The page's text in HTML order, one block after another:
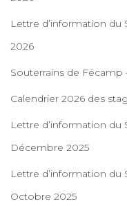
Lettre d’information du
2026
Souterrains de Fécamp
Calendrier 2026 des
Lettre d’information du
Décembre 2025
Lettre d’information du
Octobre 2025